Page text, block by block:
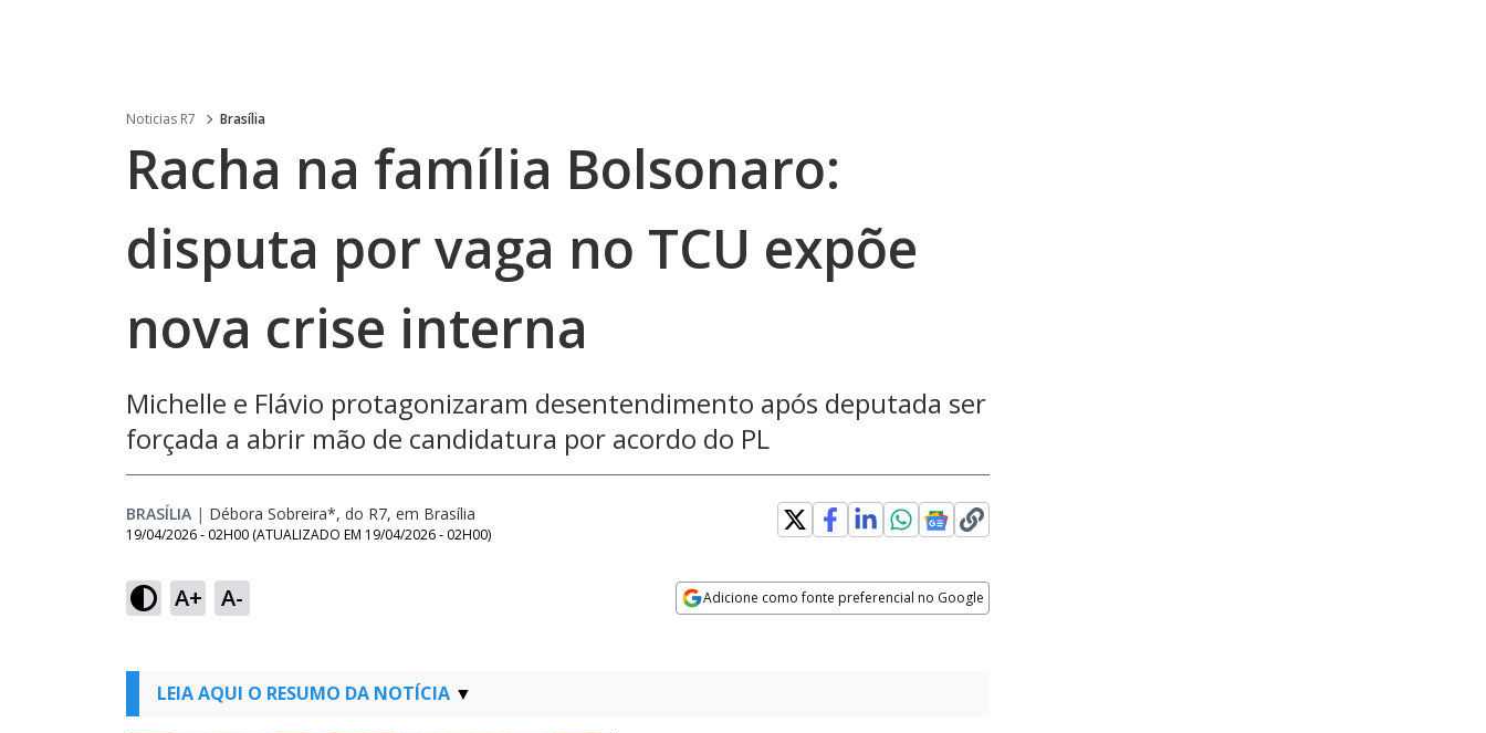
Noticias R7 Brasília
Racha na família Bolsonaro:
disputa por vaga no TCU expõe
nova crise interna
Michelle e Flávio protagonizaram desentendimento após deputada ser
forçada a abrir mão de candidatura por acordo do PL
BRASÍLIA | Débora Sobreira*, do R7, em Brasília
19/04/2026 - 02H00 (ATUALIZADO EM 19/04/2026 - 02H00)
A+ A- Adicione como fonte preferencial no Google
LEIA AQUI O RESUMO DA NOTÍCIA